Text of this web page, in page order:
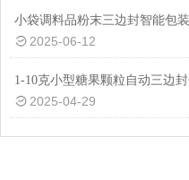
2025-06-12
2025-04-29